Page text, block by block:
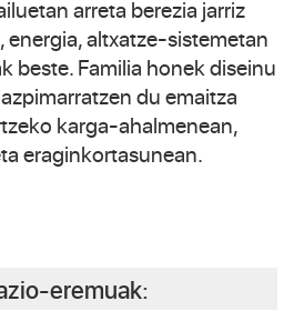
arreta berezia jarriz
altxatze-sistemetan
beste. Familia honek diseinu
du emaitza
karga-ahalmenean,
eraginkortasunean.
eremuak: